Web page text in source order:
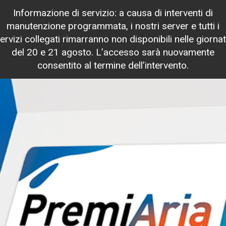
Informazione di servizio: a causa di interventi di
manutenzione programmata, i nostri server e tutti i
collegati rimarranno non disponibili nelle
del 20 e 21 agosto. L’accesso sarà nuovamente
consentito al termine dell’intervento.